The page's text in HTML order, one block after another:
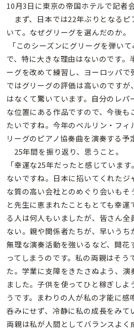
10月3日に東京の帝国ホテルで記者
まず、日本では22年ぶりとなるピ
いて。なぜグリーグを選んだのか。
「このシーズンにグリーグを弾い
で、特に大きな理由はないのです。
ーグを改めて練習し、ヨーロッパで
ではグリーグの評価は高いのですが
はなくて驚いています。自分のレパ
な位置にある作品ですので、今後も
たいですね。今年のベルリン・フィ
リーグのピアノ協奏曲を演奏する予
25年間を振り返り、思うこと。
「幸運な25年だったと感じていま
ないですね。日本に招いてくれたジ
な質の高い会社とのめぐり会いも
と先生に恵まれたこともとても幸運
る人は何人もいましたが、皆さん全
ない。親や関係者たちが、早いうち
無理な演奏活動を強いるなど、開花
ってしまうのです。私の両親はそう
た。学業に支障をきたさぬよう、演
ました。子供を使ってひと稼ぎしよ
うです。まわりの人が私の才能に感
呑みにせず、冷静に私の成長をみて
両親は私が人間としてバランスよく